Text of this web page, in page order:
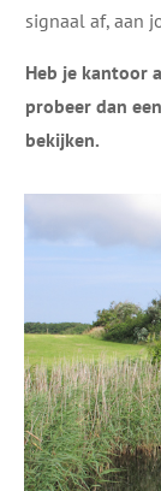
signaal af, aan
Heb je kantoor
probeer dan
bekijken.